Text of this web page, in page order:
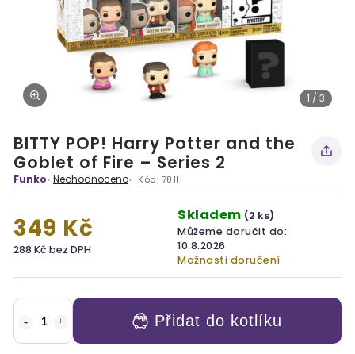
1 / 3
BITTY POP! Harry Potter and the
Goblet of Fire – Series 2
Funko Neohodnoceno Kód: 7811
349 Kč
288 Kč bez DPH
Skladem (2 ks)
Můžeme doručit do:
10.8.2026
Možnosti doručení
Přidat do kotlíku